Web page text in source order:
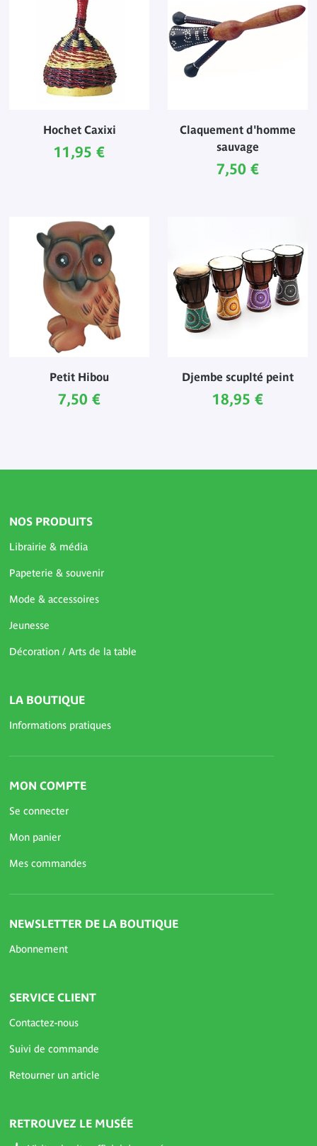
Hochet Caxixi
Prix ​​actuel
11,95 €
Claquement d'homme
sauvage
Prix ​​actuel
7,50 €
Petit Hibou
Prix ​​actuel
7,50 €
Djembe scuplté peint
Prix ​​actuel
18,95 €
NOS PRODUITS
Librairie & média
Papeterie & souvenir
Mode & accessoires
Jeunesse
Décoration / Arts de la table
LA BOUTIQUE
Informations pratiques
MON COMPTE
Se connecter
Mon panier
Mes commandes
NEWSLETTER DE LA BOUTIQUE
Abonnement
SERVICE CLIENT
Contactez-nous
Suivi de commande
Retourner un article
RETROUVEZ LE MUSÉE